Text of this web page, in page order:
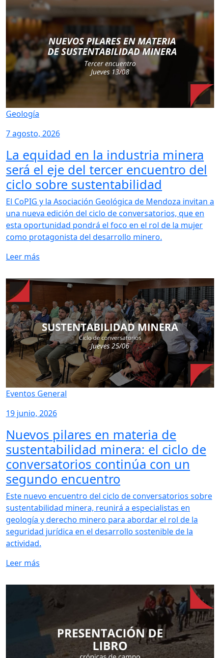
Geología
7 agosto, 2026
La equidad en la industria minera
será el eje del tercer encuentro del
ciclo sobre sustentabilidad
El CoPIG y la Asociación Geológica de Mendoza invitan a
una nueva edición del ciclo de conversatorios, que en
esta oportunidad pondrá el foco en el rol de la mujer
como protagonista del desarrollo minero.
Leer más
Eventos General
19 junio, 2026
Nuevos pilares en materia de
sustentabilidad minera: el ciclo de
conversatorios continúa con un
segundo encuentro
Este nuevo encuentro del ciclo de conversatorios sobre
sustentabilidad minera, reunirá a especialistas en
geología y derecho minero para abordar el rol de la
seguridad jurídica en el desarrollo sostenible de la
actividad.
Leer más